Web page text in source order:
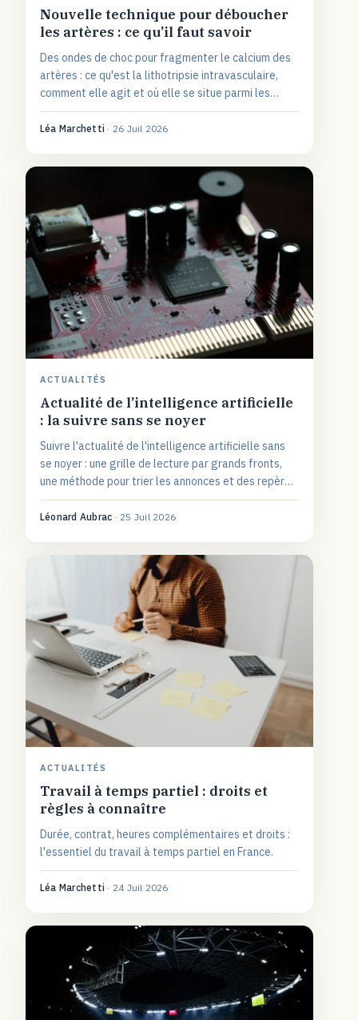
Nouvelle technique pour déboucher
les artères : ce qu’il faut savoir
Des ondes de choc pour fragmenter le calcium des
artères : ce qu'est la lithotripsie intravasculaire,
comment elle agit et où elle se situe parmi les
traitements existants.
Léa Marchetti · 26 Juil 2026
ACTUALITÉS
Actualité de l’intelligence artificielle
: la suivre sans se noyer
Suivre l'actualité de l'intelligence artificielle sans
se noyer : une grille de lecture par grands fronts,
une méthode pour trier les annonces et des repères
pour une veille fiable.
Léonard Aubrac · 25 Juil 2026
ACTUALITÉS
Travail à temps partiel : droits et
règles à connaître
Durée, contrat, heures complémentaires et droits :
l'essentiel du travail à temps partiel en France.
Léa Marchetti · 24 Juil 2026